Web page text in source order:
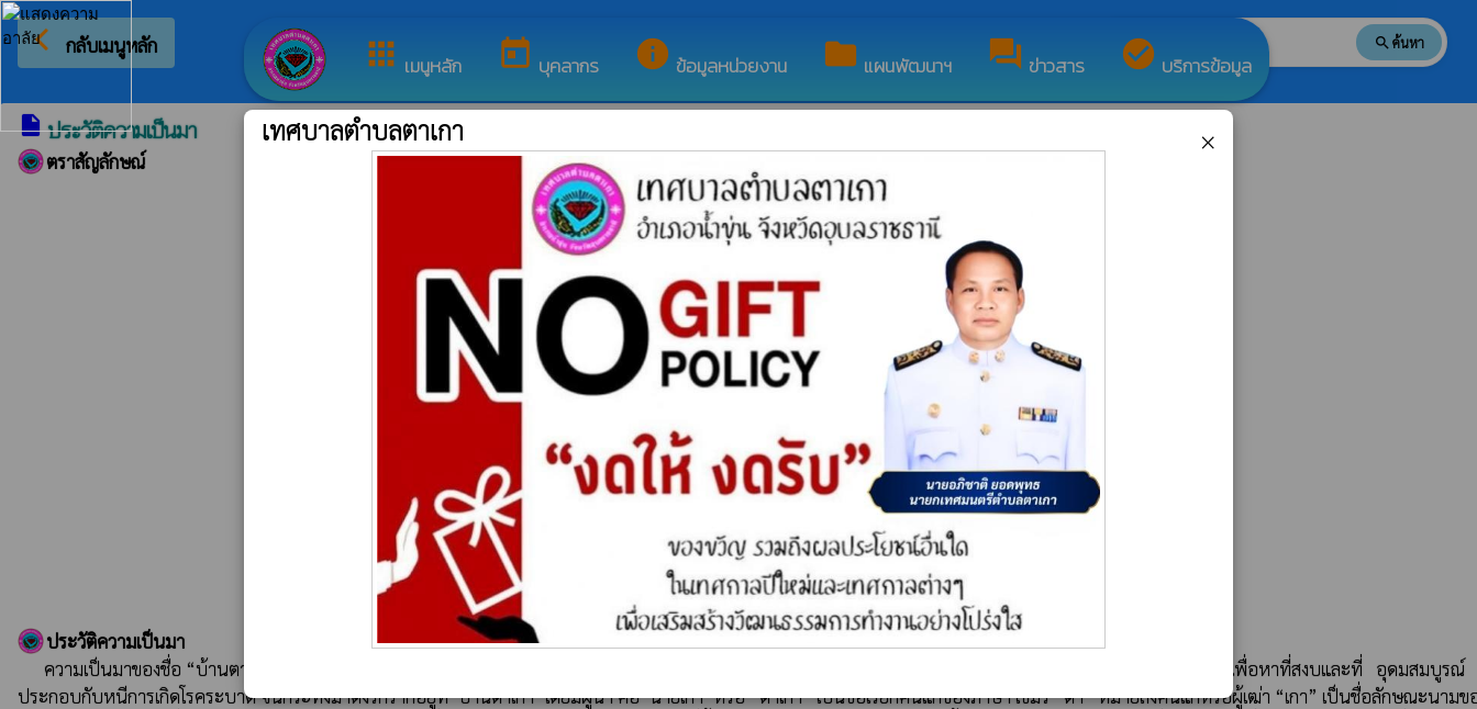
apps เมนูหลัก today บุคลากร info ข้อมูลหน่วยงาน folder แผนพัฒนาฯ forum ข่าวสาร check_circle บริการข้อมูล
arrow_back_ios กลับเมนูหลัก ยินดีต้อนรับสู่เว็บไซต์ของ เทศบาลตำบลตาเกา search search ค้นหา
insert_drive_fileประวัติความเป็นมา
ตราสัญลักษณ์
ประวัติความเป็นมา
ประกอบกับหนีการเกิดโรคระบาด จนกระทั่งมาตั้งรกรากอยู่ที่ "บ้านตาเกา" โดยมีผู้นำ คือ "นายเกา" หรือ “ตาเกา” เป็นชื่อเรียกคนแก่ของภาษา เขมร “ตา” หมายถึงคนแก่หรือผู้เฒ่า “เกา” เป็นชื่อลักษณะนามข
×
เทศบาลตำบลตาเกา